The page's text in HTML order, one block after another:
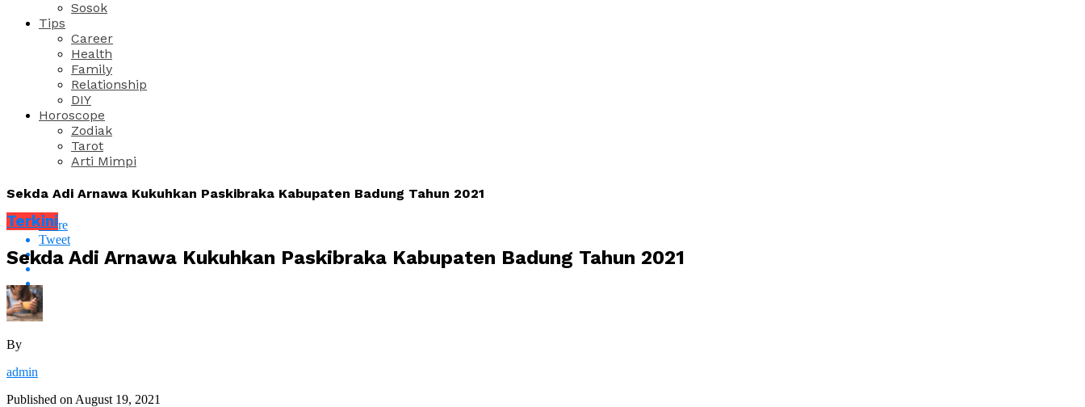
Sosok
Tips
Career
Health
Family
Relationship
DIY
Horoscope
Zodiak
Tarot
Arti Mimpi
Sekda Adi Arnawa Kukuhkan Paskibraka Kabupaten Badung Tahun 2021
Share
Tweet
Terkini
Sekda Adi Arnawa Kukuhkan Paskibraka Kabupaten Badung Tahun 2021
By
admin
Published on August 19, 2021